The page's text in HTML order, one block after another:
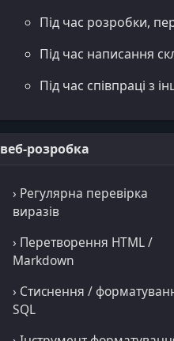
Під час розробки,
Під час написання
Під час співпраці з
веб-розробка
› Регулярна перевірка
виразів
› Перетворення HTML /
Markdown
› Стиснення /
SQL